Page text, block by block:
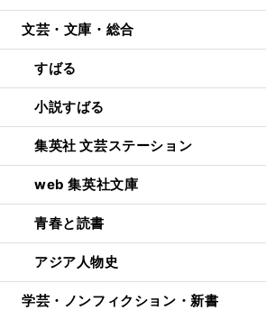
文芸・文庫・総合
すばる
小説すばる
集英社 文芸ステーション
web 集英社文庫
青春と読書
アジア人物史
学芸・ノンフィクション・新書